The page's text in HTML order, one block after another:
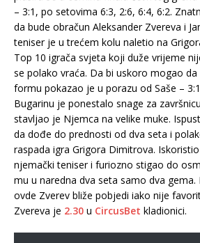
– 3:1, po setovima 6:3, 2:6, 6:4, 6:2.
da bude obračun Aleksander Zvereva i
teniser je u trećem kolu naletio na
Top 10 igrača svjeta koji duže vrijeme
se polako vraća. Da bi uskoro mogao
formu pokazao je u porazu od Saše –
Bugarinu je ponestalo snage za
stavljao je Njemca na velike muke.
da dođe do prednosti od dva seta i
raspada igra Grigora Dimitrova.
njemački teniser i furiozno stigao do
mu u naredna dva seta samo dva
ovde Zverev bliže pobjedi iako nije
Zvereva je 2.30 u CircusBet kladionici.